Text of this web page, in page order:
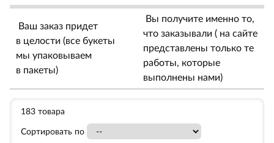
Ваш заказ придет
в целости (все букеты
мы упаковываем
в пакеты)
Вы получите именно то,
что заказывали ( на сайте
представлены только те
работы, которые
выполнены нами)
183 товара
Сортировать по